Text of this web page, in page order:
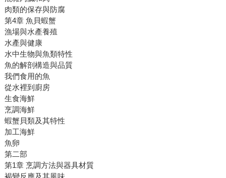
肉類的保存與防腐
第4章 魚貝蝦蟹
漁場與水產養殖
水產與健康
水中生物與魚類特性
魚的解剖構造與品質
我們食用的魚
從水裡到廚房
生食海鮮
烹調海鮮
蝦蟹貝類及其特性
加工海鮮
魚卵
第二部
第1章 烹調方法與器具材質
褐變反應及其風味